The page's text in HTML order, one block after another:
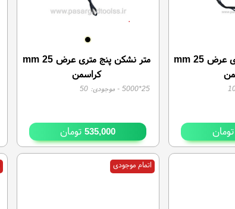
متر نشکن 7.5 متری عرض 25 mm
تومان
متر نشکن پنج متری عرض 25 mm
کراسمن
25*5000 - موجودی: 50
535,000تومان
اتمام موجودی